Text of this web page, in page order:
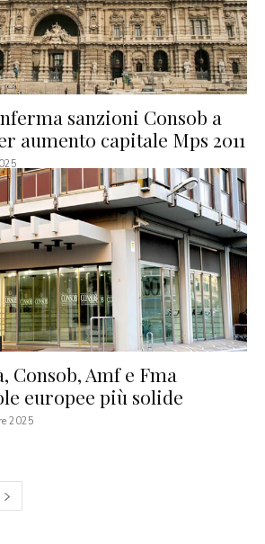
sanzioni Consob a
aumento capitale Mps 2011
Amf e Fma
europee più solide
2025